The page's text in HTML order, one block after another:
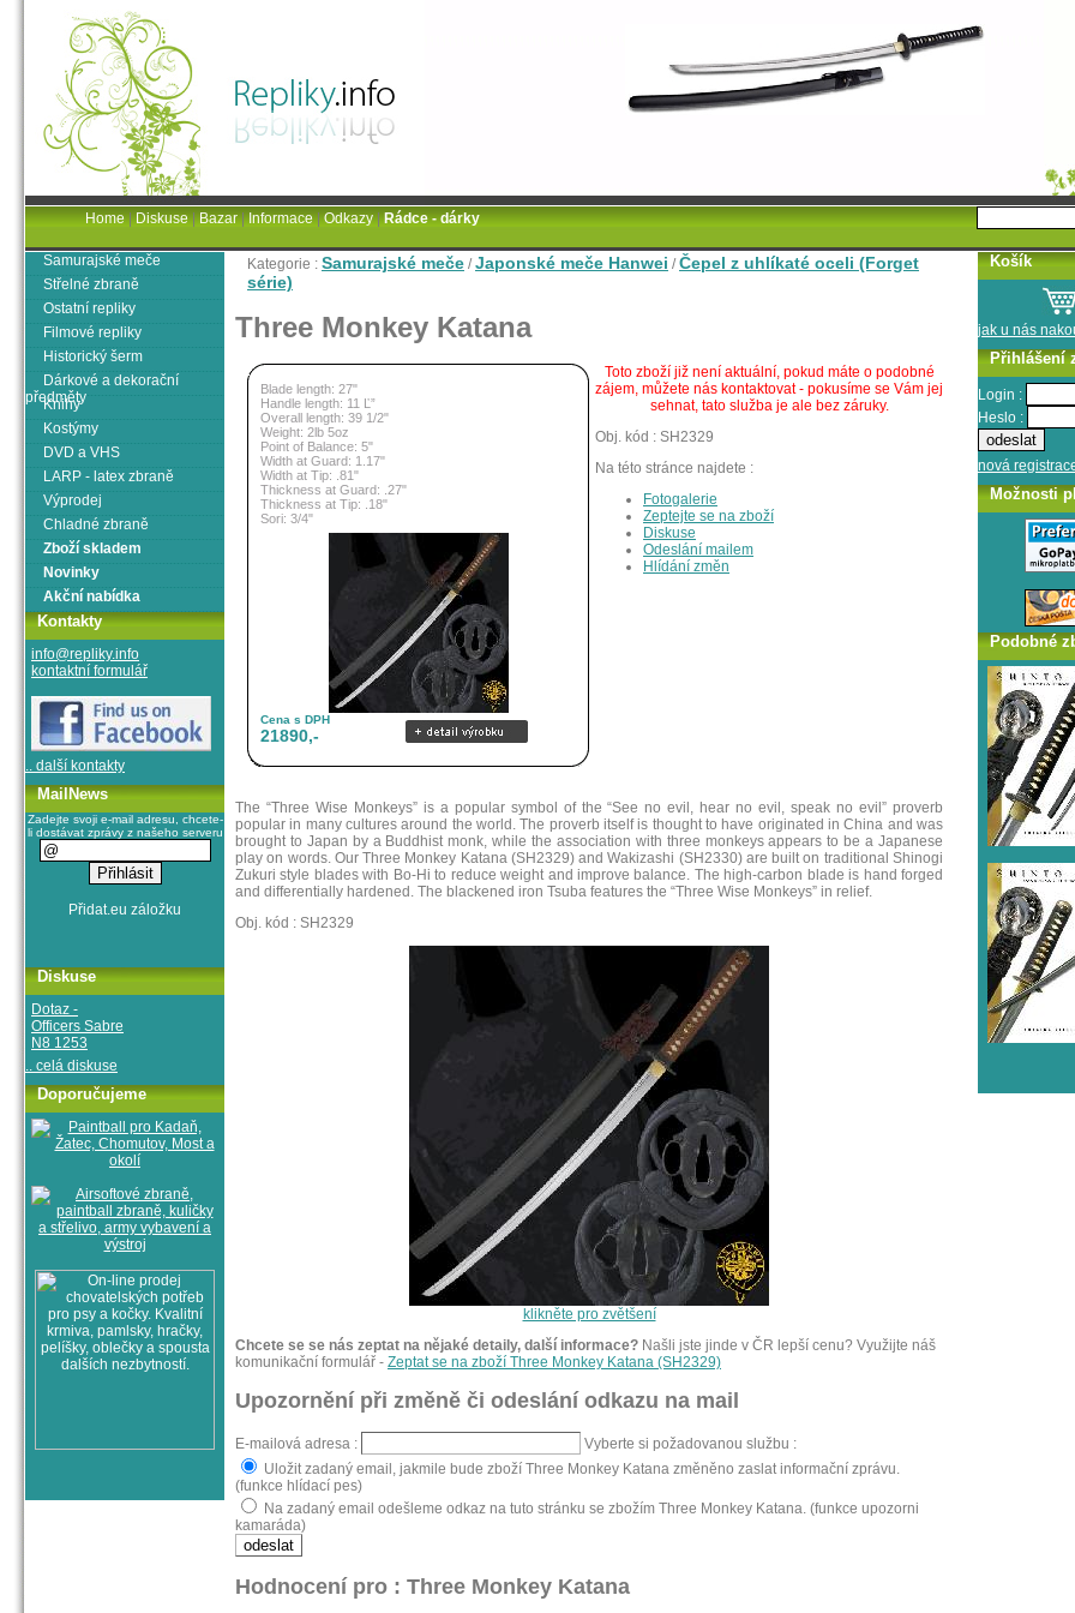
Kategorie : Samurajské meče /Japonské meče Hanwei /Čepel z uhlíkaté oceli (Forget
série)
Three Monkey Katana
Blade length: 27"
Handle length: 11 Ľ”
Overall length: 39 1/2"
Weight: 2lb 5oz
Point of Balance: 5"
Width at Guard: 1.17"
Width at Tip: .81"
Thickness at Guard: .27"
Thickness at Tip: .18"
Sori: 3/4"
Cena s DPH
21890,-
Toto zboží již není aktuální, pokud máte o podobné
zájem, můžete nás kontaktovat - pokusíme se Vám jej
sehnat, tato služba je ale bez záruky.
Obj. kód : SH2329
Na této stránce najdete :
Fotogalerie
Zeptejte se na zboží
Diskuse
Odeslání mailem
Hlídání změn
The “Three Wise Monkeys” is a popular symbol of the “See no evil, hear no evil, speak no evil” proverb
popular in many cultures around the world. The proverb itself is thought to have originated in China and was
brought to Japan by a Buddhist monk, while the association with three monkeys appears to be a Japanese
play on words. Our Three Monkey Katana (SH2329) and Wakizashi (SH2330) are built on traditional Shinogi
Zukuri style blades with Bo-Hi to reduce weight and improve balance. The high-carbon blade is hand forged
and differentially hardened. The blackened iron Tsuba features the “Three Wise Monkeys” in relief.
Obj. kód : SH2329
klikněte pro zvětšení
Chcete se se nás zeptat na nějaké detaily, další informace? Našli jste jinde v ČR lepší cenu? Využijte náš
komunikační formulář - Zeptat se na zboží Three Monkey Katana (SH2329)
Upozornění při změně či odeslání odkazu na mail
E-mailová adresa :
Vyberte si požadovanou službu :
Uložit zadaný email, jakmile bude zboží Three Monkey Katana změněno zaslat informační zprávu.
(funkce hlídací pes)
Na zadaný email odešleme odkaz na tuto stránku se zbožím Three Monkey Katana. (funkce upozorni
kamaráda)
Hodnocení pro : Three Monkey Katana
Samurajské meče
Střelné zbraně
Ostatní repliky
Filmové repliky
Historický šerm
Dárkové a dekorační
předměty
Knihy
Kostýmy
DVD a VHS
LARP - latex zbraně
Výprodej
Chladné zbraně
Zboží skladem
Novinky
Akční nabídka
Kontakty
info@repliky.info
kontaktní formulář
.. další kontakty
MailNews
Zadejte svoji e-mail adresu, chcete-
li dostávat zprávy z našeho serveru
Diskuse
Dotaz -
Officers Sabre
N8 1253
.. celá diskuse
Doporučujeme
Košík
jak u nás
Přihlášení
Login :
Heslo :
nová
Možnosti
Podobné
Home|Diskuse|Bazar|Informace|Odkazy|Rádce - dárky